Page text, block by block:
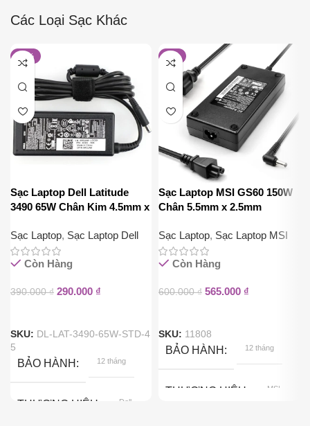
Các Loại Sạc Khác
-26%
Sạc Laptop Dell Latitude
3490 65W Chân Kim 4.5mm x
Sạc Laptop, Sạc Laptop Dell
Còn Hàng
390.000₫ 290.000 ₫
SKU: DL-LAT-3490-65W-STD-4
5
BẢO HÀNH 12 tháng
THƯƠNG HIỆU Dell
Sạc Laptop MSI GS60 150W
Chân 5.5mm x 2.5mm
Sạc Laptop, Sạc Laptop MSI
Còn Hàng
600.000₫ 565.000 ₫
SKU: 11808
BẢO HÀNH 12 tháng
THƯƠNG HIỆU MSI